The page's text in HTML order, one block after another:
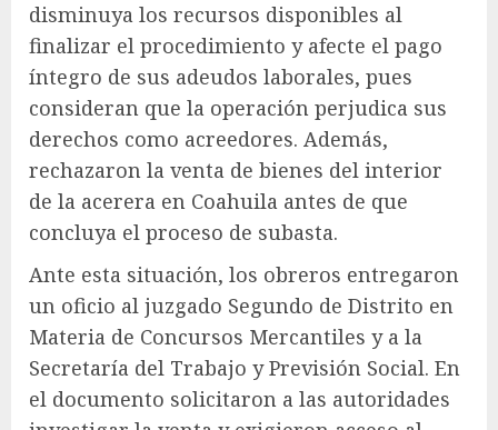
disminuya los recursos disponibles al
finalizar el procedimiento y afecte el pago
íntegro de sus adeudos laborales, pues
consideran que la operación perjudica sus
derechos como acreedores. Además,
rechazaron la venta de bienes del interior
de la acerera en Coahuila antes de que
concluya el proceso de subasta.
Ante esta situación, los obreros entregaron
un oficio al juzgado Segundo de Distrito en
Materia de Concursos Mercantiles y a la
Secretaría del Trabajo y Previsión Social. En
el documento solicitaron a las autoridades